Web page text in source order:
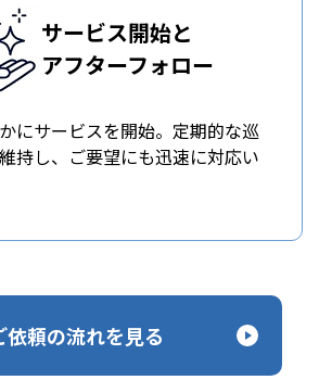
サービス開始と
アフターフォロー
にサービスを開始。定期的な巡
持し、ご要望にも迅速に対応い
依頼の流れを見る